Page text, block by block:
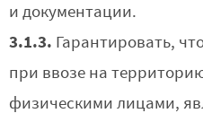
и документации.
3.1.3. Гарантировать,
при ввозе на
физическими лицами,